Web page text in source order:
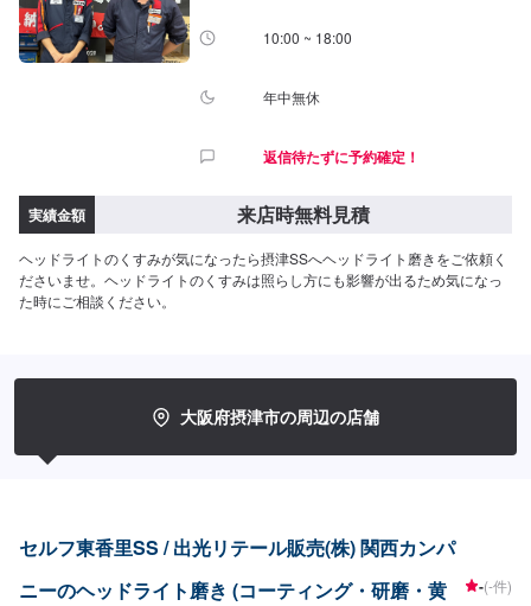
10:00 ~ 18:00
年中無休
返信待たずに予約確定！
実績金額 来店時無料見積
ヘッドライトのくすみが気になったら摂津SSへヘッドライト磨きをご依頼く
ださいませ。ヘッドライトのくすみは照らし方にも影響が出るため気になっ
た時にご相談ください。
大阪府摂津市の周辺の店舗
セルフ東香里SS / 出光リテール販売(株) 関西カンパ
ニーのヘッドライト磨き (コーティング・研磨・黄
-(-件)